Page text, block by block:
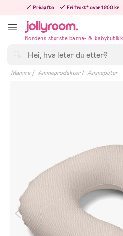
innehållet
Prisløfte Fri frakt* over 1200 kr
Nordens største barne- & babybutikk
Mamma Ammeprodukter Ammeputer